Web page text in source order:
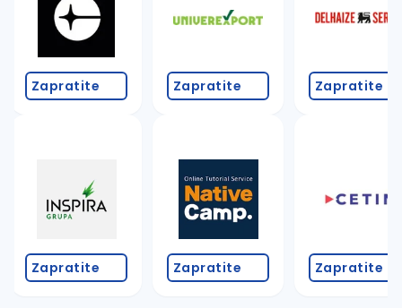
Zapratite
Zapratite
Zapratite
Zapratite
Zapratite
Zapratite